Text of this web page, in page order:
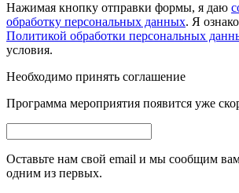
Нажимая кнопку отправки формы, я даю
обработку персональных данных. Я
Политикой обработки персональных
условия.
Необходимо принять соглашение
Программа мероприятия появится уже
Оставьте нам свой email и мы сообщим
одним из первых.